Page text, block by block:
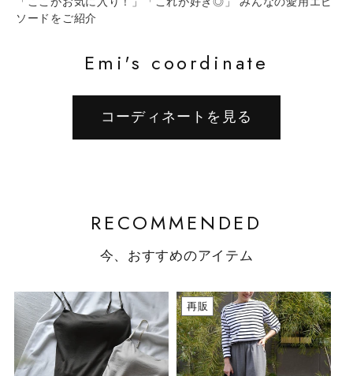
ソードをご紹介
Emi's coordinate
コーディネートを見る
RECOMMENDED
今、おすすめのアイテム
再販